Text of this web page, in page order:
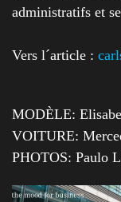
administratifs et
Vers l´article :
MODÈLE:
VOITURE:
PHOTOS: Paulo